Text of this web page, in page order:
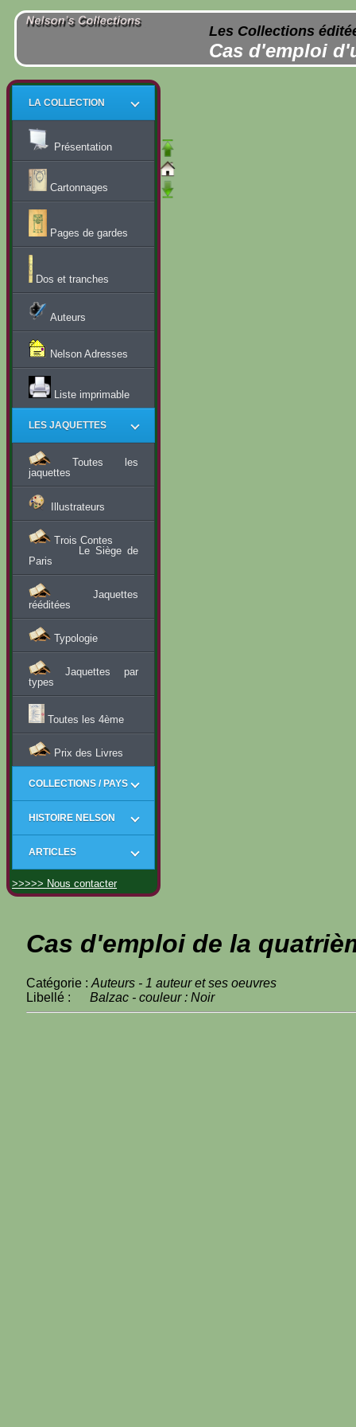
Les Collections
Cas d'emploi
LA COLLECTION
Présentation
Cartonnages
Pages de gardes
Dos et tranches
Auteurs
Nelson Adresses
Liste imprimable
LES JAQUETTES
Toutes les
jaquettes
Illustrateurs
Trois Contes
Le Siège de
Paris
Jaquettes
rééditées
Typologie
Jaquettes par
types
Toutes les 4ème
Prix des Livres
COLLECTIONS / PAYS
HISTOIRE NELSON
ARTICLES
>>>>> Nous contacter
Cas d'emploi de la
Catégorie : Auteurs - 1 auteur et ses oeuvres
Libellé : Balzac - couleur : Noir